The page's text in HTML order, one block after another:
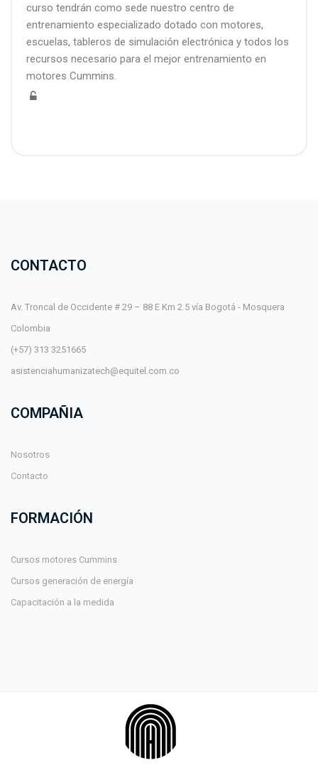
curso tendrán como sede nuestro centro de
entrenamiento especializado dotado con motores,
escuelas, tableros de simulación electrónica y todos los
recursos necesario para el mejor entrenamiento en
motores Cummins.
CONTACTO
Av. Troncal de Occidente # 29 – 88 E Km 2.5 vía Bogotá - Mosquera
Colombia
(+57) 313 3251665
asistenciahumanizatech@equitel.com.co
COMPAÑIA
Nosotros
Contacto
FORMACIÓN
Cursos motores Cummins
Cursos generación de energía
Capacitación a la medida